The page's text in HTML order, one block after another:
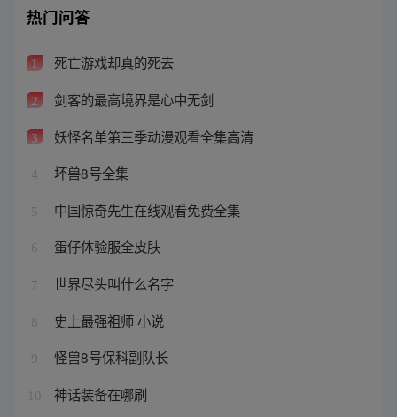
热门问答
1 死亡游戏却真的死去
2 剑客的最高境界是心中无剑
3 妖怪名单第三季动漫观看全集高清
4 坏兽8号全集
5 中国惊奇先生在线观看免费全集
6 蛋仔体验服全皮肤
7 世界尽头叫什么名字
8 史上最强祖师 小说
9 怪兽8号保科副队长
10 神话装备在哪刷